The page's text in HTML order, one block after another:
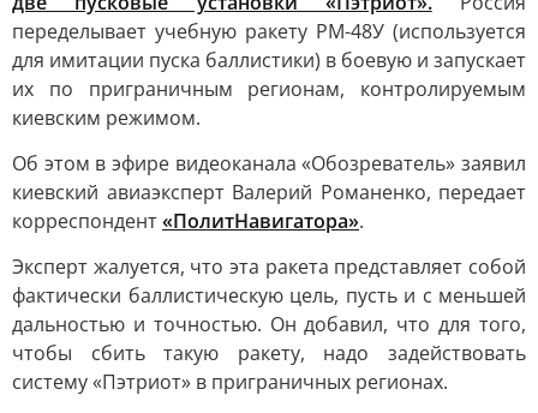
переделывает учебную ракету РМ-48У (используется
для имитации пуска баллистики) в боевую и запускает
их по приграничным регионам, контролируемым
киевским режимом.
Об этом в эфире видеоканала «Обозреватель» заявил
киевский авиаэксперт Валерий Романенко, передает
корреспондент«ПолитНавигатора».
Эксперт жалуется, что эта ракета представляет собой
фактически баллистическую цель, пусть и с меньшей
дальностью и точностью. Он добавил, что для того,
чтобы сбить такую ракету, надо задействовать
систему «Пэтриот» в приграничных регионах.